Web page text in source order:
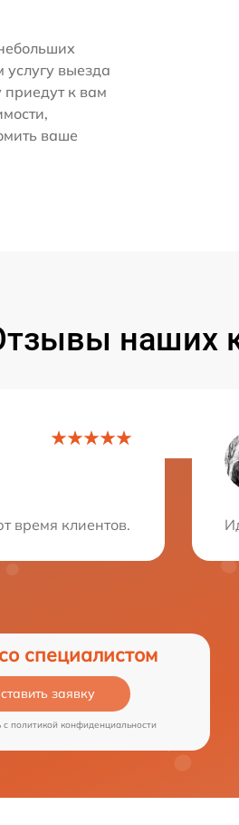
выезда
к вам
ваше
наших
клиентов. Быстро
специалистом
заявку
c политикой конфиденциальности